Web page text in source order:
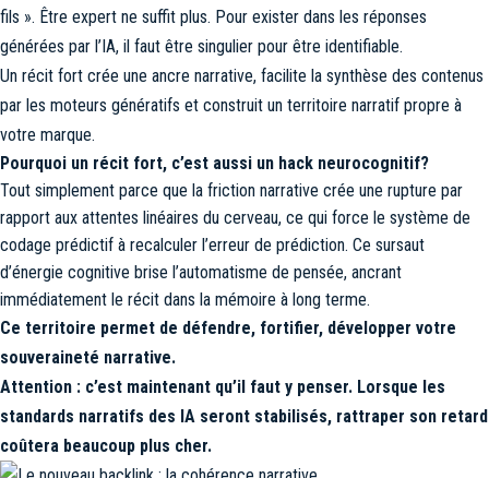
fils ». Être expert ne suffit plus. Pour exister dans les réponses
générées par l’IA, il faut être singulier pour être identifiable.
Un récit fort crée une ancre narrative, facilite la synthèse des contenus
par les moteurs génératifs et construit un territoire narratif propre à
votre marque.
Pourquoi un récit fort, c’est aussi un hack neurocognitif?
Tout simplement parce que la friction narrative crée une rupture par
rapport aux attentes linéaires du cerveau, ce qui force le système de
codage prédictif à recalculer l’erreur de prédiction. Ce sursaut
d’énergie cognitive brise l’automatisme de pensée, ancrant
immédiatement le récit dans la mémoire à long terme.
Ce territoire permet de défendre, fortifier, développer votre
souveraineté narrative.
Attention : c’est maintenant qu’il faut y penser. Lorsque les
standards narratifs des IA seront stabilisés, rattraper son retard
coûtera beaucoup plus cher.